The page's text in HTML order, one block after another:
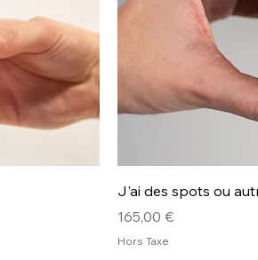
J'ai des spots ou
Prix
165,00 €
Hors Taxe